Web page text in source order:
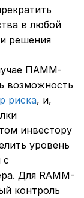
в любой
решения
ПАММ-
возможность
риска, и,
инвестору
уровень
с
Для RAMM-
контроль